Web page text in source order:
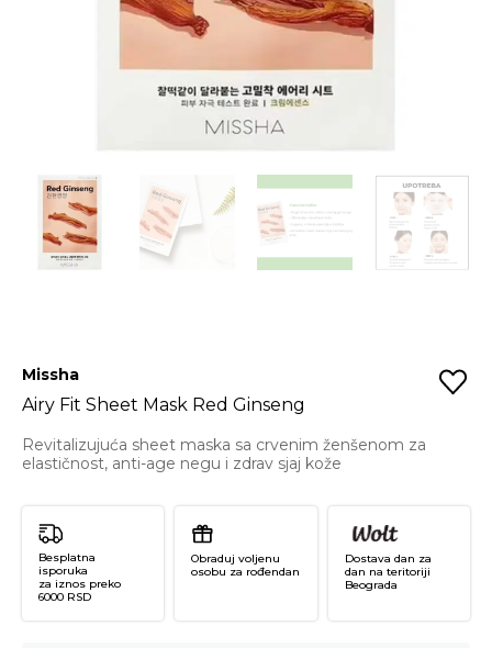
Missha
Airy Fit Sheet Mask Red Ginseng
Revitalizujuća sheet maska sa crvenim ženšenom za
elastičnost, anti-age negu i zdrav sjaj kože
Besplatna
isporuka
za iznos preko
6000 RSD
Obraduj voljenu
osobu za rođendan
Dostava dan za
dan na teritoriji
Beograda